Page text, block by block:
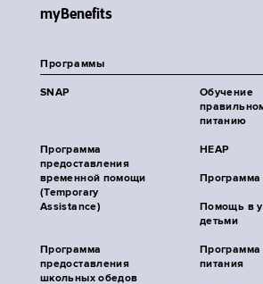
myBenefits
Программы
SNAP
Обучение
питанию
Программа
предоставления
временной помощи
(Temporary
Assistance)
HEAP
Программа
Помощь в
детьми
Программа
предоставления
школьных обедов
Программа
питания